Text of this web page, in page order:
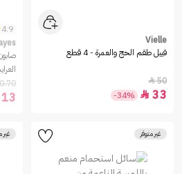
Vielle
فييل طقم الحج والعمرة - 4 قطع
50

33

-34%
4.9
13
غير متوفر غير